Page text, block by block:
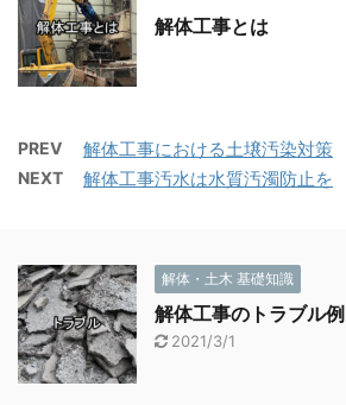
解体工事とは
PREV 解体工事における土壌汚染対策
NEXT 解体工事汚水は水質汚濁防止を
解体・土木 基礎知識
解体工事のトラブル例
2021/3/1